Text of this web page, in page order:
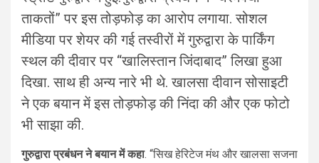
ताकतों” पर इस तोड़फोड़ का आरोप लगाया. सोशल
मीडिया पर शेयर की गई तस्वीरों में गुरुद्वारा के पार्किंग
स्थल की दीवार पर “खालिस्तान जिंदाबाद” लिखा हुआ
दिखा. साथ ही अन्य नारे भी थे. खालसा दीवान सोसाइटी
ने एक बयान में इस तोड़फोड़ की निंदा की और एक फोटो
भी साझा की.
गुरुद्वारा प्रबंधन ने बयान में कहा. “सिख हेरिटेज मंथ और खालसा सजना